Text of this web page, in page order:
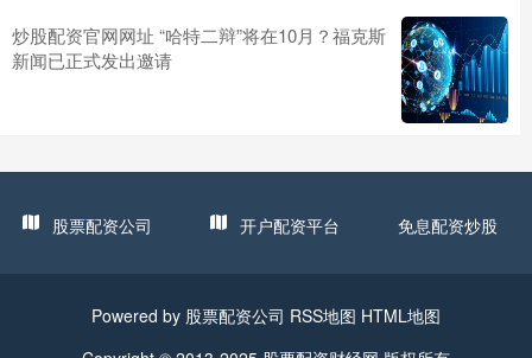
炒股配资官网网址 “哈特二辩”将在10月？福克斯
新闻已正式发出邀请
股票配资公司 开户配资平台 免息配资炒股
Powered by 股票配资公司 RSS地图 HTML地图